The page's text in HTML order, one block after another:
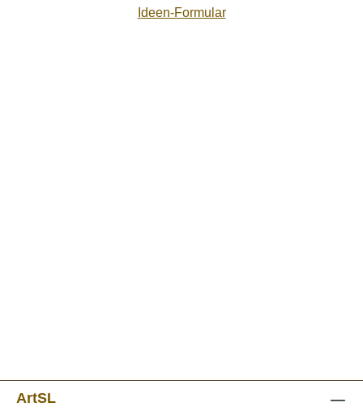
Ideen-Formular
ArtSL